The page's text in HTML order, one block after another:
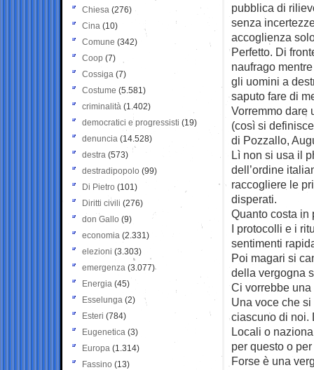
pubblica di
senza
accoglienza
Perfetto. Di
naufrago
gli uomini a
saputo fare di
Vorremmo dare
(così si
di Pozzallo,
Lì non si usa il
dell’ordine
raccogliere le
disperati.
Quanto costa in
I protocolli e i
sentimenti
Poi magari si
della vergogna
Ci vorrebbe
Una voce che
ciascuno di noi.
Locali o
per questo o
Forse è una
Chiesa (276)
Cina (10)
Comune (342)
Coop (7)
Cossiga (7)
Costume (5.581)
criminalità (1.402)
democratici e progressisti (19)
denuncia (14.528)
destra (573)
destradipopolo (99)
Di Pietro (101)
Diritti civili (276)
don Gallo (9)
economia (2.331)
elezioni (3.303)
emergenza (3.077)
Energia (45)
Esselunga (2)
Esteri (784)
Eugenetica (3)
Europa (1.314)
Fassino (13)